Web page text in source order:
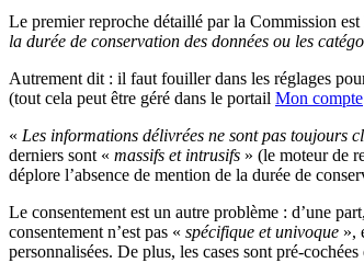
Le premier reproche détaillé par la Commission
la durée de conservation des données ou les
Autrement dit : il faut fouiller dans les réglages
(tout cela peut être géré dans le portail Mon compte
« Les informations délivrées ne sont pas toujours
derniers sont « massifs et intrusifs » (le moteur de
déplore l’absence de mention de la durée de
Le consentement est un autre problème : d’une
consentement n’est pas « spécifique et univoque »,
personnalisées. De plus, les cases sont pré-